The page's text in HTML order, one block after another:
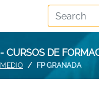
DE
FP GRANADA